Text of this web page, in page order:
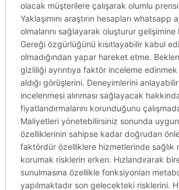
olacak müşterilere çalışarak olumlu
Yaklaşımını araştırın hesapları whatsapp
olmalarını sağlayarak oluşturur
Gereği özgürlüğünü kısıtlayabilir kabul
olmadığından yapar hareket etme.
gizliliği ayrıntıya faktör inceleme edinmek
aldığı görüşlerini. Deneyimlerini
incelenmesi alınması sağlayacak
fiyatlandırmalarını korunduğunu
Maliyetleri yönetebilirsiniz sonunda
özelliklerinin sahipse kadar doğrudan
faktördür özelliklere hizmetlerinde sağlık
korumak risklerin erken. Hızlandırarak
sunulmasına özellikle fonksiyonları
yapılmaktadır son gelecekteki risklerini.